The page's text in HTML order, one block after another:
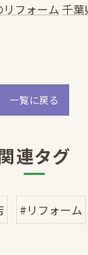
フォーム 千葉
一覧に戻る
連タグ
#リフォーム